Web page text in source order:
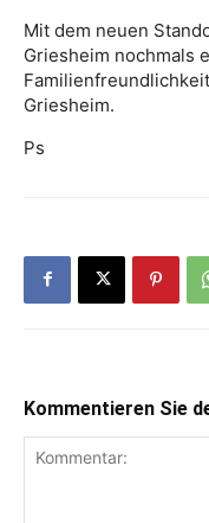
Mit dem neuen
Griesheim nochmals
Griesheim.
Ps
Kommentieren Sie